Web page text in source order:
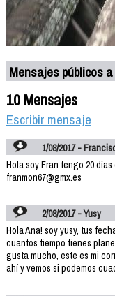
Mensajes públicos
10 Mensajes
Escribir mensaje
1/08/2017 -
Hola soy Fran tengo 20
franmon67@gmx.es
2/08/2017 - Yusy
Hola Ana! soy yusy, tus
cuantos tiempo tienes
gusta mucho, este es mi
ahí y vemos si podemos